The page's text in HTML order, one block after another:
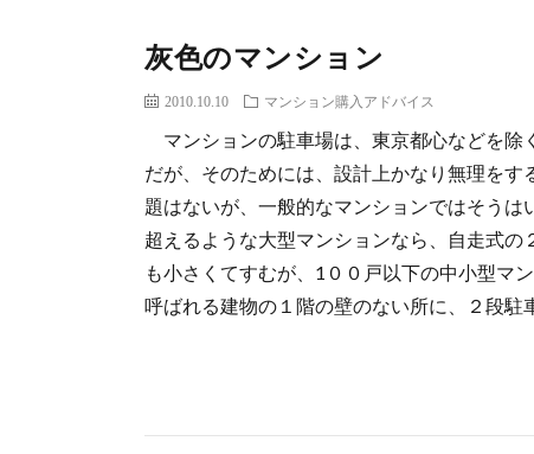
灰色のマンション
2010.10.10 マンション購入アドバイス
マンションの駐車場は、東京都心などを除
だが、そのためには、設計上かなり無理を
題はないが、一般的なマンションではそう
超えるような大型マンションなら、自走式
も小さくてすむが、1００戸以下の中小型
呼ばれる建物の１階の壁のない所に、２段駐